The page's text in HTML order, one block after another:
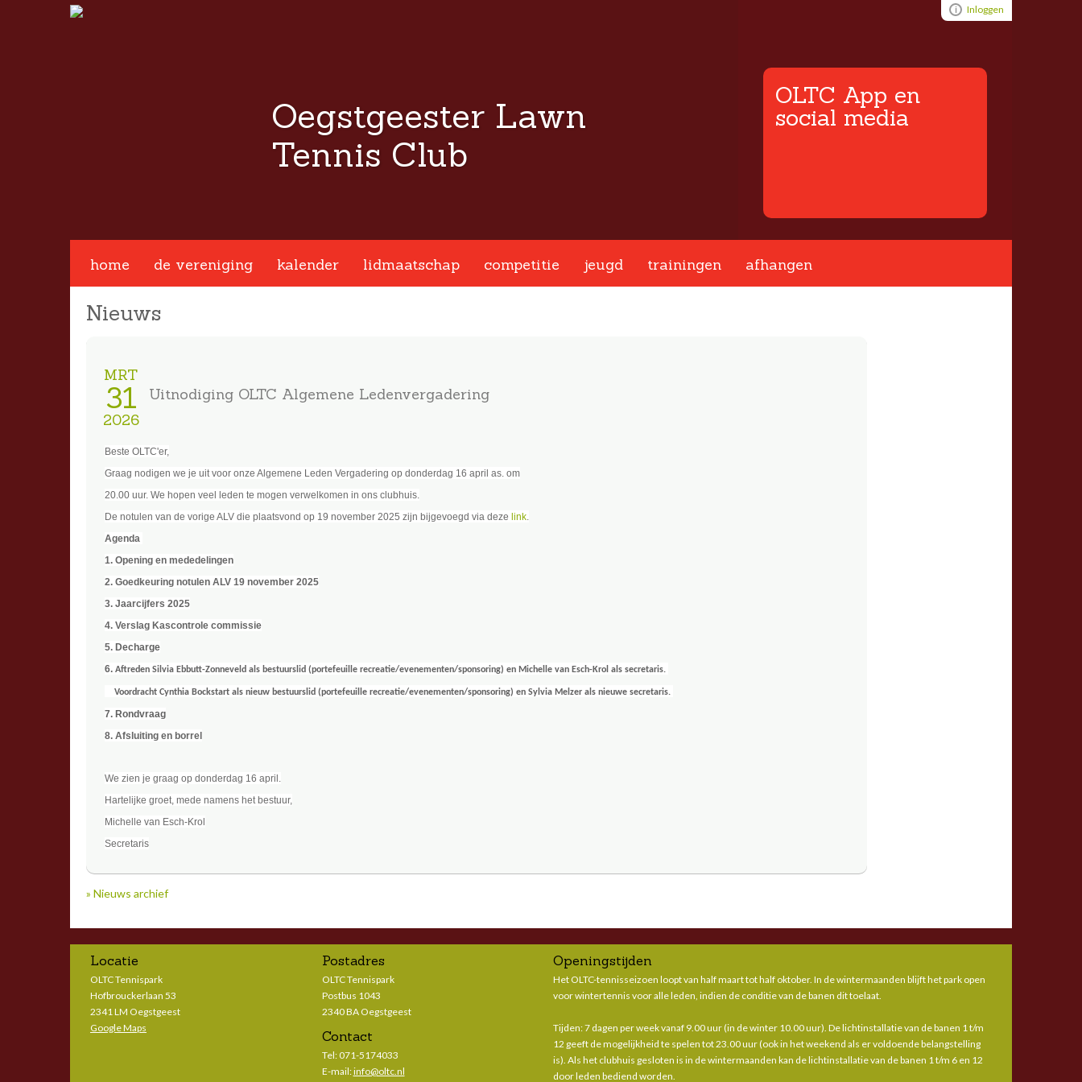
Visual ClubWeb
Inloggen
OLTC App en
social media
Oegstgeester Lawn
Tennis Club
home de vereniging kalender lidmaatschap competitie jeugd trainingen afhangen
Nieuws
Uitnodiging OLTC Algemene Ledenvergadering
MRT
31
2026
Beste OLTC'er,
Graag nodigen we je uit voor onze Algemene Leden Vergadering op donderdag 16 april as. om
20.00 uur. We hopen veel leden te mogen verwelkomen in ons clubhuis.
De notulenvan de vorige ALV die plaatsvond op 19 november 2025 zijn bijgevoegd via deze link.
Agenda
1. Opening en mededelingen
2. Goedkeuring notulen ALV 19 november 2025
3. Jaarcijfers 2025
4. Verslag Kascontrole commissie
5. Decharge
6.Aftreden Silvia Ebbutt-Zonneveld als bestuurslid (portefeuillerecreatie/evenementen/sponsoring) en Michelle van Esch-Krol als secretaris.
Voordracht Cynthia Bockstart als nieuw bestuurslid (portefeuillerecreatie/evenementen/sponsoring) en Sylvia Melzer als nieuwe secretaris.
7. Rondvraag
8. Afsluiting en borrel
We zien je graag op donderdag 16 april.
Hartelijke groet, mede namens het bestuur,
Michelle van Esch-Krol
Secretaris
» Nieuws archief
Locatie
OLTC Tennispark
Hofbrouckerlaan 53
2341 LM Oegstgeest
Google Maps
Postadres
OLTC Tennispark
Postbus 1043
2340 BA Oegstgeest
Contact
Tel: 071-5174033
E-mail:info@oltc.nl
Openingstijden
Het OLTC-tennisseizoen loopt van half maart tot half oktober. In de wintermaanden blijft het park open
voor wintertennis voor alle leden, indien de conditie van de banen dit toelaat.
Tijden: 7 dagen per week vanaf 9.00 uur (in de winter 10.00 uur). De lichtinstallatie van de banen 1 t/m
12 geeft de mogelijkheid te spelen tot 23.00 uur (ook in het weekend als er voldoende belangstelling
is). Als het clubhuis gesloten is in de wintermaanden kan de lichtinstallatie van de banen 1 t/m 6 en 12
door leden bediend worden.